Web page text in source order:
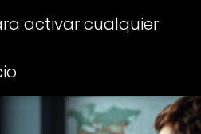
activar cualquier